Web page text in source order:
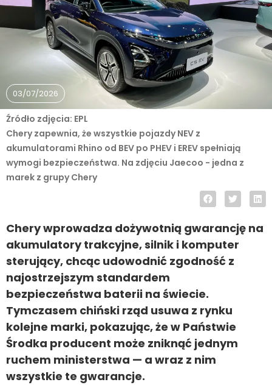
03/07/2026
Chery zapewnia, że wszystkie pojazdy NEV z
akumulatorami Rhino od BEV po PHEV i EREV spełniają
wymogi bezpieczeństwa. Na zdjęciu Jaecoo - jedna z
marek z grupy Chery
Źródło zdjęcia: EPL
Chery wprowadza dożywotnią gwarancję na
akumulatory trakcyjne, silnik i komputer
sterujący, chcąc udowodnić zgodność z
najostrzejszym standardem
bezpieczeństwa baterii na świecie.
Tymczasem chiński rząd usuwa z rynku
kolejne marki, pokazując, że w Państwie
Środka producent może zniknąć jednym
ruchem ministerstwa — a wraz z nim
wszystkie te gwarancje.